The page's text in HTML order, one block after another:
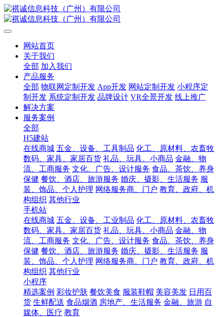
网站首页
关于我们
全部 加入我们
产品服务
全部 物联网定制开发 App开发 网站定制开发 小程序定
制开发 系统定制开发 品牌设计 VR全景开发 线上推广
解决方案
服务案例
全部
H5建站
在线商城 五金、设备、工具制品 化工、原材料、农畜牧
数码、家具、家居百货 礼品、玩具、小商品 金融、物
流、工商服务 文化、广告、设计服务 食品、茶饮、养身
保健 餐饮、酒店、旅游服务 婚庆、摄影、生活服务 服
装、饰品、个人护理 网络服务商、门户 教育、政府、机
构组织 其他行业
手机站
在线商城 五金、设备、工业制品 化工、原材料、农畜牧
数码、家具、家居百货 礼品、玩具、小商品 金融、物
流、工商服务 文化、广告、设计服务 食品、茶饮、养身
保健 餐饮、酒店、旅游服务 婚庆、摄影、生活服务 服
装、饰品、个人护理 网络服务商、门户 教育、政府、机
构组织 其他行业
小程序
精选案例 彩妆护肤 餐饮美食 服装鞋帽 美容美发 日用百
货 生鲜配送 食品烟酒 房地产、生活服务 金融、旅游 自
媒体、医疗 教育